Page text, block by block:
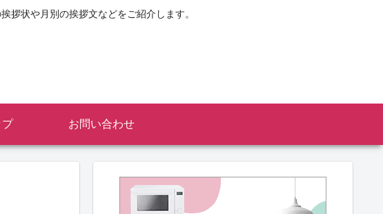
拶状や月別の挨拶文などをご紹介します。
プ お問い合わせ